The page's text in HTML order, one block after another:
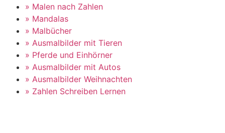
» Malen nach Zahlen
» Mandalas
» Malbücher
» Ausmalbilder mit Tieren
» Pferde und Einhörner
» Ausmalbilder mit Autos
» Ausmalbilder Weihnachten
» Zahlen Schreiben Lernen